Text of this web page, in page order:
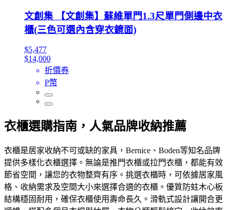
文創集 【文創集】蘇維單門1.3尺單門側邊中衣
櫃(三色可選內含穿衣鏡面)
$5,477
$14,000
折價券
P幣
衣櫃選購指南，人氣品牌收納推薦
衣櫃是居家收納不可或缺的家具，Bernice、Boden等知名品牌
提供多樣化衣櫃選擇。無論是推門衣櫃或拉門衣櫃，都能有效
節省空間，讓您的衣物整齊有序。挑選衣櫃時，可依據居家風
格、收納需求及空間大小來選擇合適的衣櫃。優質防蛀木心板
結構穩固耐用，確保衣櫃使用壽命長久。滑軌式設計讓開合更